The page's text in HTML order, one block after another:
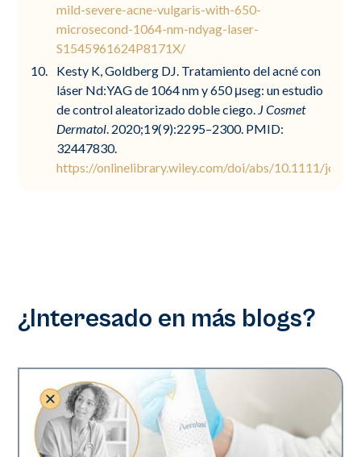
mild-severe-acne-vulgaris-with-650-
microsecond-1064-nm-ndyag-laser-
S1545961624P8171X/
Kesty K, Goldberg DJ. Tratamiento del acné con
láser Nd:YAG de 1064 nm y 650 μseg: un estudio
de control aleatorizado doble ciego. J Cosmet
Dermatol . 2020;19(9):2295–2300. PMID:
32447830.
https://onlinelibrary.wiley.com/doi/abs/10.1111/
¿Interesado en más blogs?